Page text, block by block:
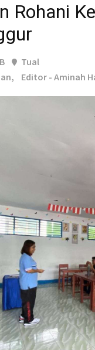
Rohani
Tual
Editor - Aminah